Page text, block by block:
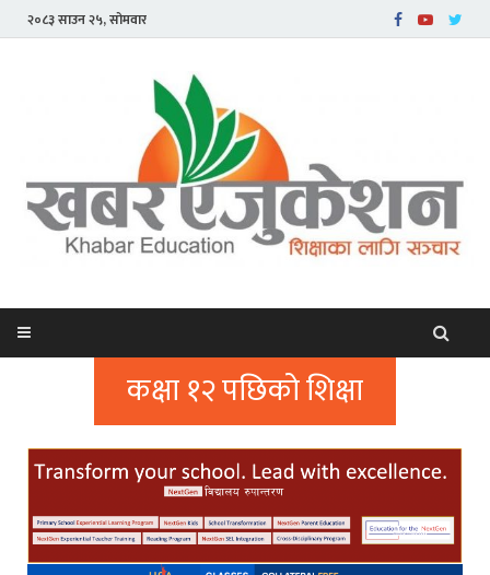
२०८३ साउन २५, सोमवार
कक्षा १२ पछिको शिक्षा